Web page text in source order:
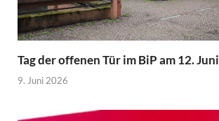
Tag der offenen Tür im BiP am 12. Juni
9. Juni 2026